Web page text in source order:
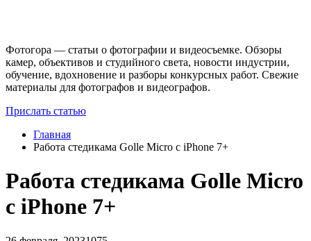
Фотогора — статьи о фотографии и видеосъемке. Обзоры
камер, объективов и студийного света, новости индустрии,
обучение, вдохновение и разборы конкурсных работ. Свежие
материалы для фотографов и видеографов.
Прислать статью
Главная
Работа стедикама Golle Micro с iPhone 7+
Работа стедикама Golle Micro
с iPhone 7+